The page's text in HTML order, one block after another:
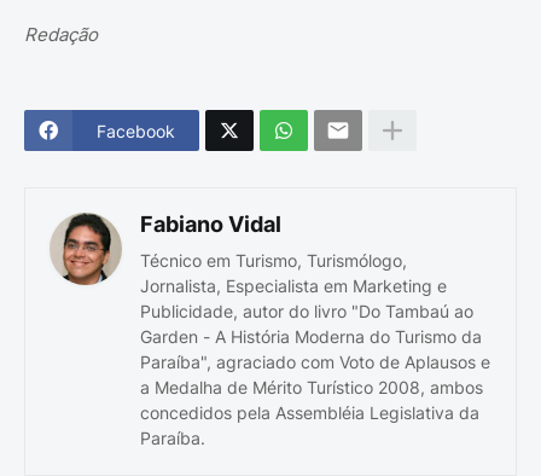
Redação
Facebook
Fabiano Vidal
Técnico em Turismo, Turismólogo,
Jornalista, Especialista em Marketing e
Publicidade, autor do livro "Do Tambaú ao
Garden - A História Moderna do Turismo da
Paraíba", agraciado com Voto de Aplausos e
a Medalha de Mérito Turístico 2008, ambos
concedidos pela Assembléia Legislativa da
Paraíba.